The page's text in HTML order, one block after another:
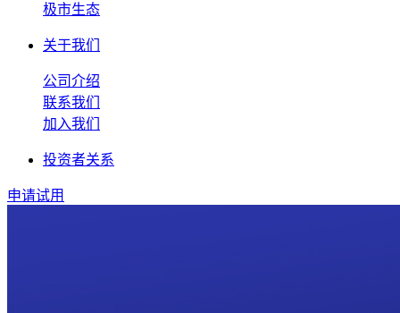
极市生态
关于我们
公司介绍
联系我们
加入我们
投资者关系
申请试用